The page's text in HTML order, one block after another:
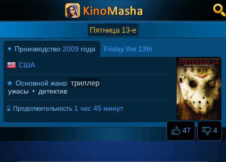
Пятница 13-е
✦ Производство 2009 года Friday the 13th
47 4
США
★ Основной жанр триллер
ужасы • детектив
⌛ Продолжительность 1 час 45 минут